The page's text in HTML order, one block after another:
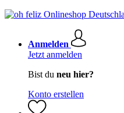
Anmelden
Jetzt anmelden
Bist du neu hier?
Konto erstellen